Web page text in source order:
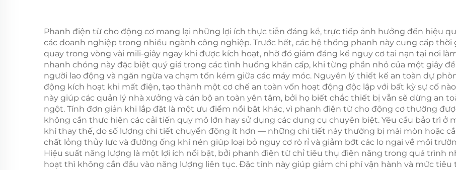
Phanh điện từ cho động cơ mang lại những lợi ích thực tiễn đáng kể, trực tiếp ảnh hưởng đến hiệu
các doanh nghiệp trong nhiều ngành công nghiệp. Trước hết, các hệ thống phanh này cung cấp
quay trong vòng vài mili-giây ngay khi được kích hoạt, nhờ đó giảm đáng kể nguy cơ tai nạn tại nơi
nhanh chóng này đặc biệt quý giá trong các tình huống khẩn cấp, khi từng phần nhỏ của một giây
người lao động và ngăn ngừa va chạm tốn kém giữa các máy móc. Nguyên lý thiết kế an toàn dự
động kích hoạt khi mất điện, tạo thành một cơ chế an toàn vốn hoạt động độc lập với bất kỳ sự cố
này giúp các quản lý nhà xưởng và cán bộ an toàn yên tâm, bởi họ biết chắc thiết bị vẫn sẽ dừng an
ngột. Tính đơn giản khi lắp đặt là một ưu điểm nổi bật khác, vì phanh điện từ cho động cơ thường
không cần thực hiện các cải tiến quy mô lớn hay sử dụng các dụng cụ chuyên biệt. Yêu cầu bảo trì ở
khí thay thế, do số lượng chi tiết chuyển động ít hơn — những chi tiết này thường bị mài mòn hoặc
chất lỏng thủy lực và đường ống khí nén giúp loại bỏ nguy cơ rò rỉ và giảm bớt các lo ngại về môi
Hiệu suất năng lượng là một lợi ích nổi bật, bởi phanh điện từ chỉ tiêu thụ điện năng trong quá trình
hoạt thì không cần đầu vào năng lượng liên tục. Đặc tính này giúp giảm chi phí vận hành và mức